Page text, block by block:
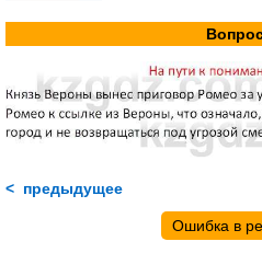
< предыдущее
Ошибка в